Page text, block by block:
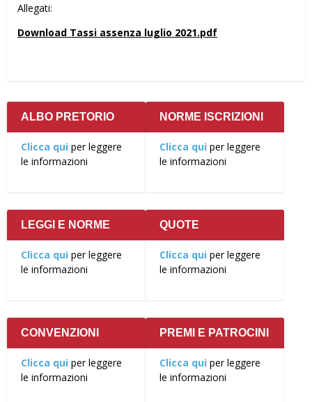
Allegati:
Download Tassi assenza luglio 2021.pdf
ALBO PRETORIO
Clicca qui per leggere
le informazioni
NORME ISCRIZIONI
Clicca qui per leggere
le informazioni
LEGGI E NORME
Clicca qui per leggere
le informazioni
QUOTE
Clicca qui per leggere
le informazioni
CONVENZIONI
Clicca qui per leggere
le informazioni
PREMI E PATROCINI
Clicca qui per leggere
le informazioni